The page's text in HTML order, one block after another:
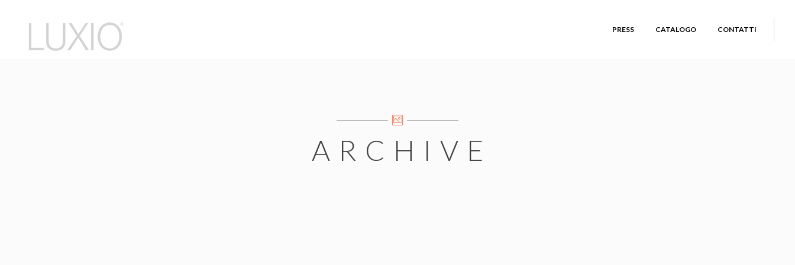
PRESS CATALOGO CONTATTI
ARCHIVE